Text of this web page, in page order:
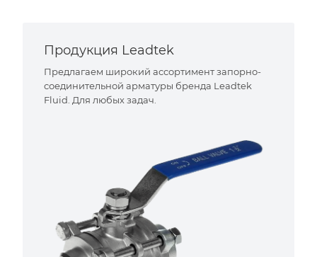
Продукция Leadtek
Предлагаем широкий ассортимент запорно-
соединительной арматуры бренда Leadtek
Fluid. Для любых задач.